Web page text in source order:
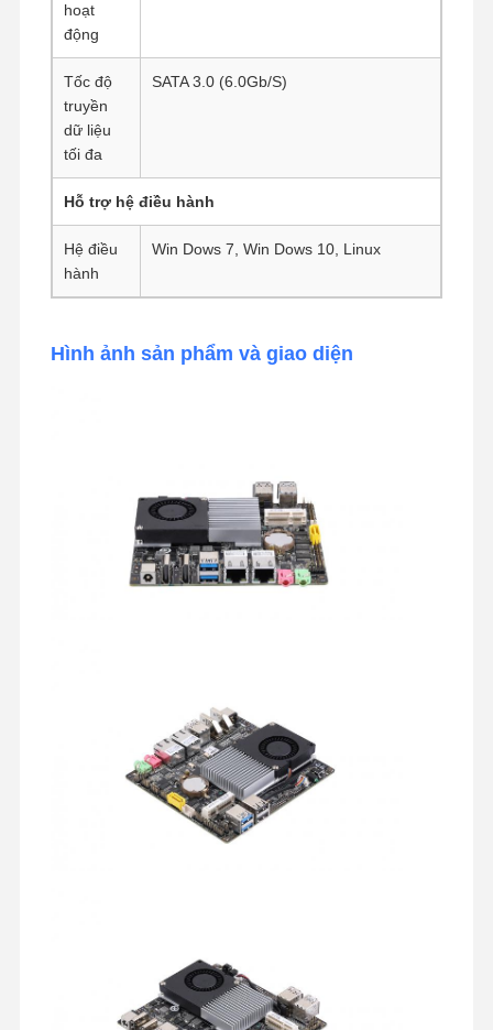
Bo mạch chủ công nghiệp
Bảng chủ tường lửa
hoạt
động
Tốc độ
truyền
dữ liệu
tối đa
SATA 3.0 (6.0Gb/S)
Hỗ trợ hệ điều hành
Hệ điều
hành
Win Dows 7, Win Dows 10, Linux
Hình ảnh sản phẩm và giao diện